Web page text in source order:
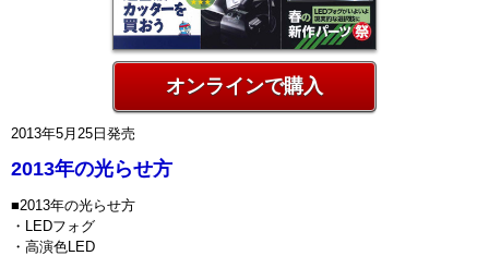
オンラインで購入
2013年5月25日発売
2013年の光らせ方
■2013年の光らせ方
・LEDフォグ
・高演色LED